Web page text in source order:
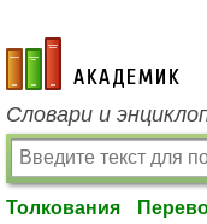
academic.ru
Словари и
Толкования